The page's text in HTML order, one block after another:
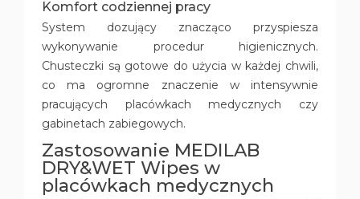
Komfort codziennej pracy
System dozujący znacząco przyspiesza
wykonywanie procedur higienicznych.
Chusteczki są gotowe do użycia w każdej chwili,
co ma ogromne znaczenie w intensywnie
pracujących placówkach medycznych czy
gabinetach zabiegowych.
Zastosowanie MEDILAB
DRY&WET Wipes w
placówkach medycznych